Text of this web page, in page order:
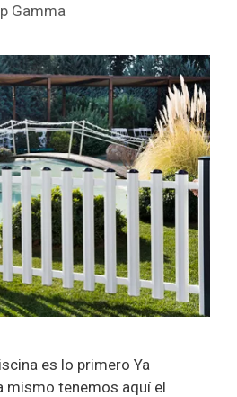
Gamma
es lo primero Ya
mismo tenemos aquí el